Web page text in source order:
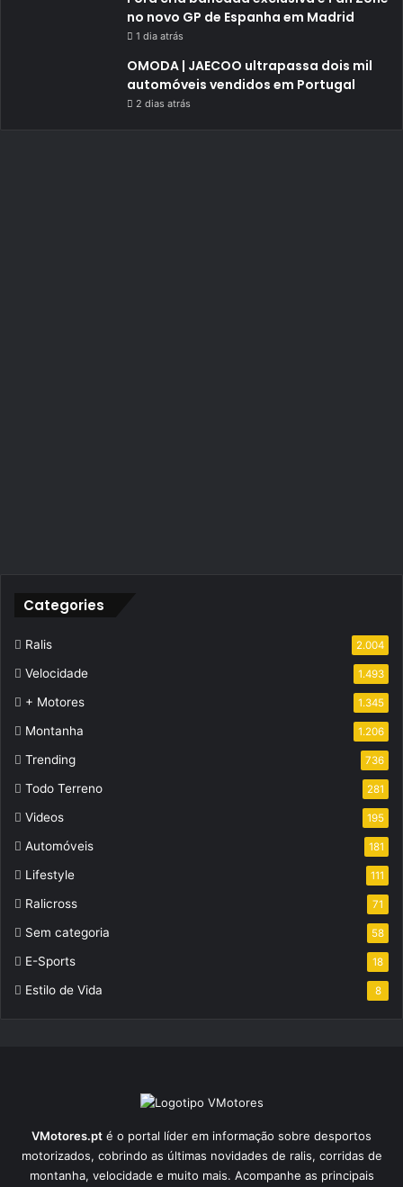
no novo GP de Espanha em Madrid
1 dia atrás
OMODA | JAECOO ultrapassa dois mil
automóveis vendidos em Portugal
2 dias atrás
Categories
Ralis 2.004
Velocidade 1.493
+ Motores 1.345
Montanha 1.206
Trending 736
Todo Terreno 281
Videos 195
Automóveis 181
Lifestyle 111
Ralicross 71
Sem categoria 58
E-Sports 18
Estilo de Vida 8
VMotores.pt é o portal líder em informação sobre desportos
motorizados, cobrindo as últimas novidades de ralis, corridas de
montanha, velocidade e muito mais. Acompanhe as principais